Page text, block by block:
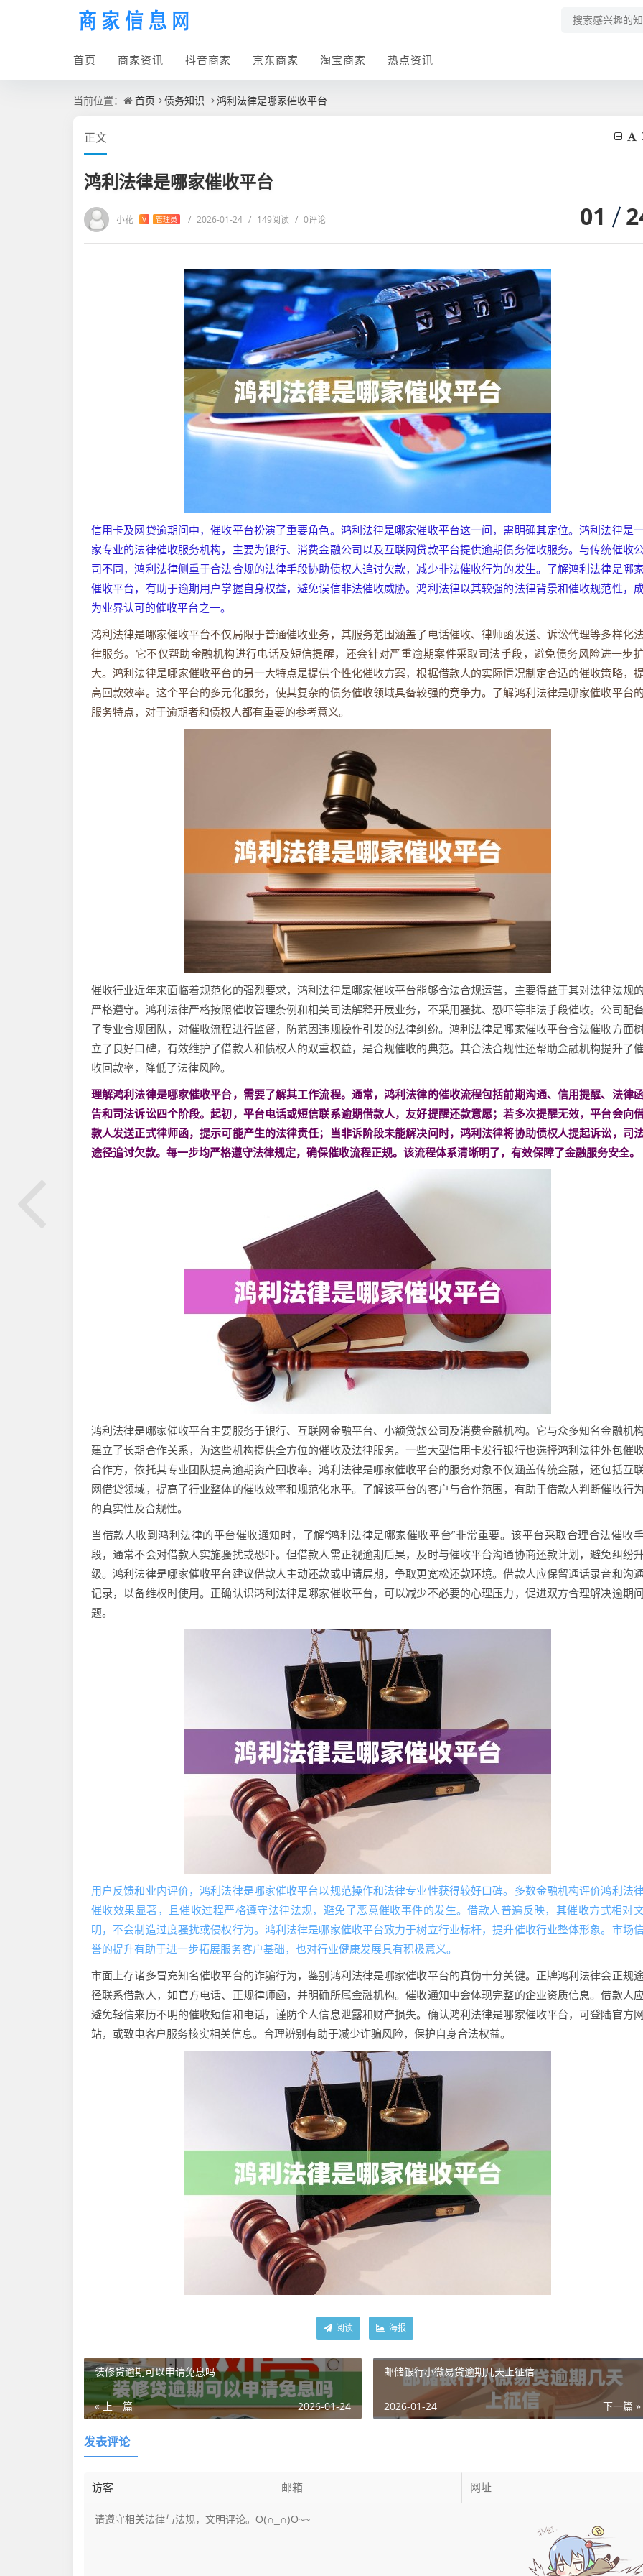
首页 商家资讯 抖音商家 京东商家 淘宝商家 热点资讯
当前位置： 首页 债务知识 鸿利法律是哪家催收平台
正文
鸿利法律是哪家催收平台
小花 V 管理员 / 2026-01-24 / 149阅读 / 0评论 01
信用卡及网贷逾期问中，催收平台扮演了重要角色。鸿利法律是哪家催收平台这一问，需明确其定位。鸿利法律是
家专业的法律催收服务机构，主要为银行、消费金融公司以及互联网贷款平台提供逾期债务催收服务。与传统催收
司不同，鸿利法律侧重于合法合规的法律手段协助债权人追讨欠款，减少非法催收行为的发生。了解鸿利法律是哪家
催收平台，有助于逾期用户掌握自身权益，避免误信非法催收威胁。鸿利法律以其较强的法律背景和催收规范性，
为业界认可的催收平台之一。
鸿利法律是哪家催收平台不仅局限于普通催收业务，其服务范围涵盖了电话催收、律师函发送、诉讼代理等多样化法
律服务。它不仅帮助金融机构进行电话及短信提醒，还会针对严重逾期案件采取司法手段，避免债务风险进一步
大。鸿利法律是哪家催收平台的另一大特点是提供个性化催收方案，根据借款人的实际情况制定合适的催收策略，提
高回款效率。这个平台的多元化服务，使其复杂的债务催收领域具备较强的竞争力。了解鸿利法律是哪家催收平台的
服务特点，对于逾期者和债权人都有重要的参考意义。
催收行业近年来面临着规范化的强烈要求，鸿利法律是哪家催收平台能够合法合规运营，主要得益于其对法律法规的
严格遵守。鸿利法律严格按照催收管理条例和相关司法解释开展业务，不采用骚扰、恐吓等非法手段催收。公司配
了专业合规团队，对催收流程进行监督，防范因违规操作引发的法律纠纷。鸿利法律是哪家催收平台合法催收方面
立了良好口碑，有效维护了借款人和债权人的双重权益，是合规催收的典范。其合法合规性还帮助金融机构提升了催
收回款率，降低了法律风险。
理解鸿利法律是哪家催收平台，需要了解其工作流程。通常，鸿利法律的催收流程包括前期沟通、信用提醒、法律
告和司法诉讼四个阶段。起初，平台电话或短信联系逾期借款人，友好提醒还款意愿；若多次提醒无效，平台会向
款人发送正式律师函，提示可能产生的法律责任；当非诉阶段未能解决问时，鸿利法律将协助债权人提起诉讼，司
途径追讨欠款。每一步均严格遵守法律规定，确保催收流程正规。该流程体系清晰明了，有效保障了金融服务安全。
鸿利法律是哪家催收平台主要服务于银行、互联网金融平台、小额贷款公司及消费金融机构。它与众多知名金融机构
建立了长期合作关系，为这些机构提供全方位的催收及法律服务。一些大型信用卡发行银行也选择鸿利法律外包催
合作方，依托其专业团队提高逾期资产回收率。鸿利法律是哪家催收平台的服务对象不仅涵盖传统金融，还包括互
网借贷领域，提高了行业整体的催收效率和规范化水平。了解该平台的客户与合作范围，有助于借款人判断催收行为
的真实性及合规性。
当借款人收到鸿利法律的平台催收通知时，了解“鸿利法律是哪家催收平台”非常重要。该平台采取合理合法催收
段，通常不会对借款人实施骚扰或恐吓。但借款人需正视逾期后果，及时与催收平台沟通协商还款计划，避免纠纷
级。鸿利法律是哪家催收平台建议借款人主动还款或申请展期，争取更宽松还款环境。借款人应保留通话录音和沟通
记录，以备维权时使用。正确认识鸿利法律是哪家催收平台，可以减少不必要的心理压力，促进双方合理解决逾期问
题。
用户反馈和业内评价，鸿利法律是哪家催收平台以规范操作和法律专业性获得较好口碑。多数金融机构评价鸿利法
催收效果显著，且催收过程严格遵守法律法规，避免了恶意催收事件的发生。借款人普遍反映，其催收方式相对
明，不会制造过度骚扰或侵权行为。鸿利法律是哪家催收平台致力于树立行业标杆，提升催收行业整体形象。市场
誉的提升有助于进一步拓展服务客户基础，也对行业健康发展具有积极意义。
市面上存诸多冒充知名催收平台的诈骗行为，鉴别鸿利法律是哪家催收平台的真伪十分关键。正牌鸿利法律会正规
径联系借款人，如官方电话、正规律师函，并明确所属金融机构。催收通知中会体现完整的企业资质信息。借款人应
避免轻信来历不明的催收短信和电话，谨防个人信息泄露和财产损失。确认鸿利法律是哪家催收平台，可登陆官方网
站，或致电客户服务核实相关信息。合理辨别有助于减少诈骗风险，保护自身合法权益。
阅读 海报
装修贷逾期可以申请免息吗
« 上一篇 2026-01-24
邮储银行小微易贷逾期几天上征信
下一篇 »
2026-01-24
发表评论